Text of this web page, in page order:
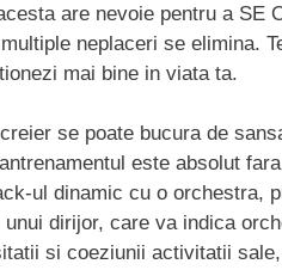
are nevoie pentru a SE
neplaceri se elimina.
mai bine in viata ta.
se poate bucura de
este absolut
ul dinamic cu o orchestra,
dirijor, care va indica
si coeziunii activitatii